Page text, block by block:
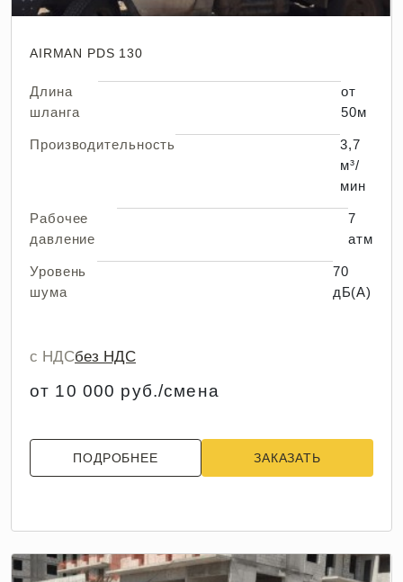
AIRMAN PDS 130
Длина
шланга
от
50м
Производительность
3,7
м³/
мин
Рабочее
давление
7
атм
Уровень
шума
70
дБ(А)
с НДСбез НДС
от 10 000 руб./смена
ПОДРОБНЕЕ ЗАКАЗАТЬ